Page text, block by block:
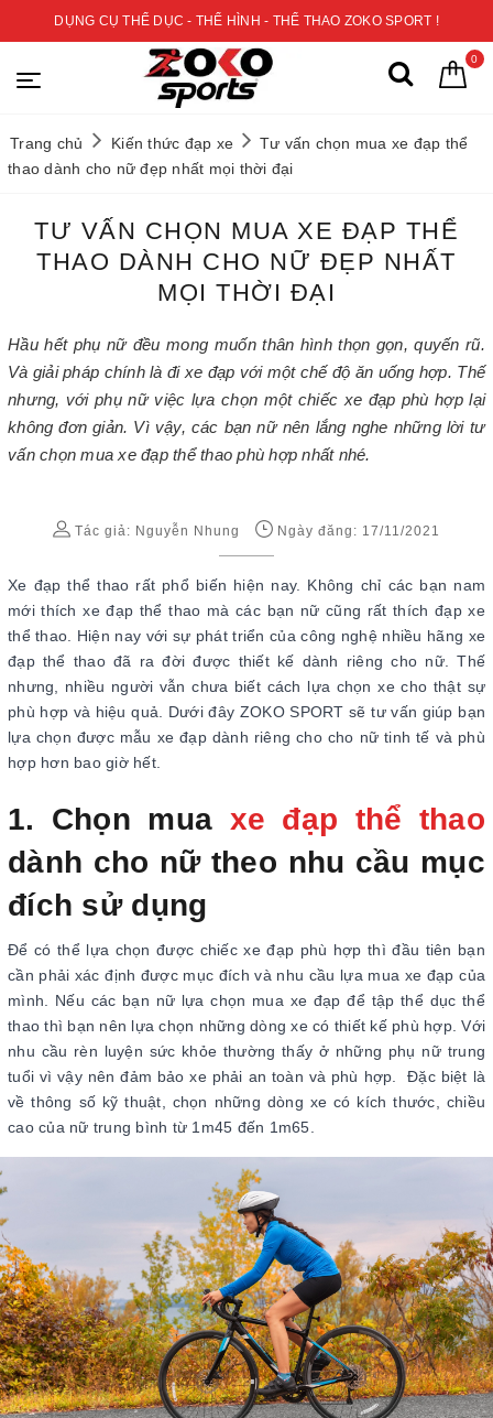
DỤNG CỤ THỂ DỤC - THỂ HÌNH - THỂ THAO ZOKO SPORT !
0
Trang chủ Kiến thức đạp xe
Tư vấn chọn mua xe đạp thể
thao dành cho nữ đẹp nhất mọi thời đại
TƯ VẤN CHỌN MUA XE ĐẠP THỂ
THAO DÀNH CHO NỮ ĐẸP NHẤT
MỌI THỜI ĐẠI
Hầu hết phụ nữ đều mong muốn thân hình thọn gọn, quyến rũ.
Và giải pháp chính là đi xe đạp với một chế độ ăn uống hợp. Thế
nhưng, với phụ nữ việc lựa chọn một chiếc xe đạp phù hợp lại
không đơn giản. Vì vậy, các bạn nữ nên lắng nghe những lời tư
vấn chọn mua xe đạp thể thao phù hợp nhất nhé.
Tác giả: Nguyễn Nhung Ngày đăng: 17/11/2021
Xe đạp thể thao rất phổ biến hiện nay. Không chỉ các bạn nam
mới thích xe đạp thể thao mà các bạn nữ cũng rất thích đạp xe
thể thao. Hiện nay với sự phát triển của công nghệ nhiều hãng xe
đạp thể thao đã ra đời được thiết kế dành riêng cho nữ. Thế
nhưng, nhiều người vẫn chưa biết cách lựa chọn xe cho thật sự
phù hợp và hiệu quả. Dưới đây ZOKO SPORT sẽ tư vấn giúp bạn
lựa chọn được mẫu xe đạp dành riêng cho cho nữ tinh tế và phù
hợp hơn bao giờ hết.
1. Chọn mua xe đạp thể thao
dành cho nữ theo nhu cầu mục
đích sử dụng
Để có thể lựa chọn được chiếc xe đạp phù hợp thì đầu tiên bạn
cần phải xác định được mục đích và nhu cầu lựa mua xe đạp của
mình. Nếu các bạn nữ lựa chọn mua xe đạp để tập thể dục thể
thao thì bạn nên lựa chọn những dòng xe có thiết kế phù hợp. Với
nhu cầu rèn luyện sức khỏe thường thấy ở những phụ nữ trung
tuổi vì vậy nên đảm bảo xe phải an toàn và phù hợp. Đặc biệt là
về thông số kỹ thuật, chọn những dòng xe có kích thước, chiều
cao của nữ trung bình từ 1m45 đến 1m65.